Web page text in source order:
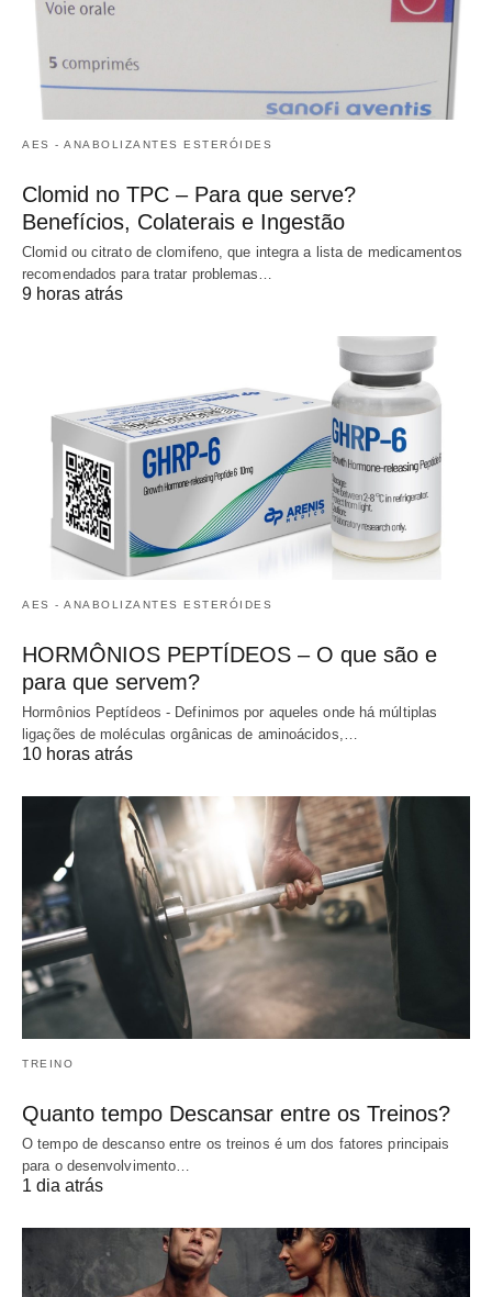
AES - ANABOLIZANTES ESTERÓIDES
Clomid no TPC – Para que serve?
Benefícios, Colaterais e Ingestão
Clomid ou citrato de clomifeno, que integra a lista de medicamentos
recomendados para tratar problemas…
9 horas atrás
AES - ANABOLIZANTES ESTERÓIDES
HORMÔNIOS PEPTÍDEOS – O que são e
para que servem?
Hormônios Peptídeos - Definimos por aqueles onde há múltiplas
ligações de moléculas orgânicas de aminoácidos,…
10 horas atrás
TREINO
Quanto tempo Descansar entre os Treinos?
O tempo de descanso entre os treinos é um dos fatores principais
para o desenvolvimento…
1 dia atrás